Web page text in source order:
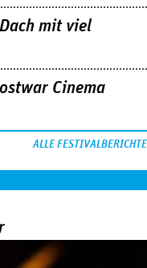
mit viel
Cinema
ALLE FESTIVALBERICHTE